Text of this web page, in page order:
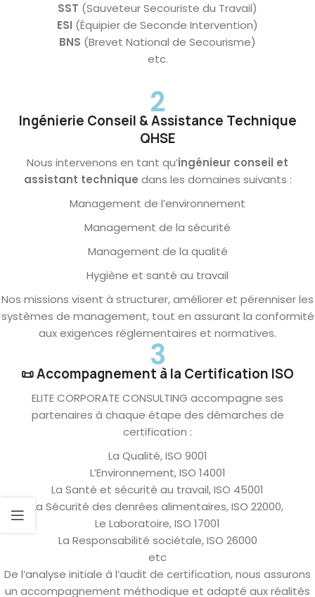
SST (Sauveteur Secouriste du Travail)
ESI (Équipier de Seconde Intervention)
BNS (Brevet National de Secourisme)
etc.
2
Ingénierie Conseil & Assistance Technique
QHSE
Nous intervenons en tant qu’ingénieur conseil et
assistant technique dans les domaines suivants :
Management de l’environnement
Management de la sécurité
Management de la qualité
Hygiène et santé au travail
Nos missions visent à structurer, améliorer et pérenniser les
systèmes de management, tout en assurant la conformité
aux exigences réglementaires et normatives.
3
📜 Accompagnement à la Certification ISO
ELITE CORPORATE CONSULTING accompagne ses
partenaires à chaque étape des démarches de
certification :
La Qualité, ISO 9001
L’Environnement, ISO 14001
La Santé et sécurité au travail, ISO 45001
La Sécurité des denrées alimentaires, ISO 22000,
Le Laboratoire, ISO 17001
La Responsabilité sociétale, ISO 26000
etc
De l’analyse initiale à l’audit de certification, nous assurons
un accompagnement méthodique et adapté aux réalités